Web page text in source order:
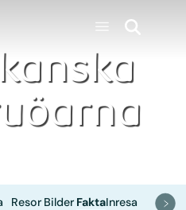
Resor Bilder FaktaInresa